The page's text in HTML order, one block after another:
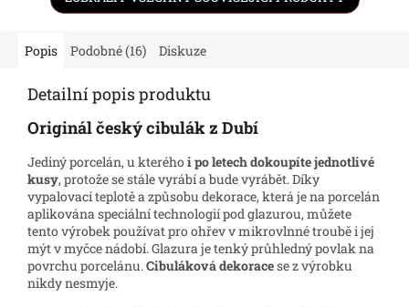
Popis Podobné (16) Diskuze
Detailní popis produktu
Originál český cibulák z Dubí
Jediný porcelán, u kteréhoi po letech dokoupíte jednotlivé
kusy, protože se stále vyrábí a bude vyrábět. Díky
vypalovací teplotě a způsobu dekorace, která je na porcelán
aplikována speciální technologií pod glazurou, můžete
tento výrobek používat pro ohřev v mikrovlnné troubě i jej
mýt v myčce nádobí. Glazura je tenký průhledný povlak na
povrchu porcelánu.Cibuláková dekoracese z výrobku
nikdy nesmyje.